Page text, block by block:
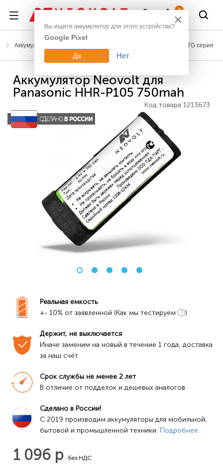
0
Аккумуляторы для радиотелефонов KX-TG серия
Аккумулятор Neovolt для
Panasonic HHR-P105 750mah
Код товара 1213673
Реальная емкость
+- 10% от заявленной (Как мы тестируем
)
Держит, не выключается
Иначе заменим на новый в течение 1 года, доставка
за наш счёт
Срок службы не менее 2 лет
В отличие от подделок и дешевых аналогов
Сделано в России!
C 2019 производим аккумуляторы для мобильной,
бытовой и промышленной техники. Подробнее.
1 096 р без НДС
×
Вы ищите аккумулятор для этого устройства?
Google Pixel
Да Нет